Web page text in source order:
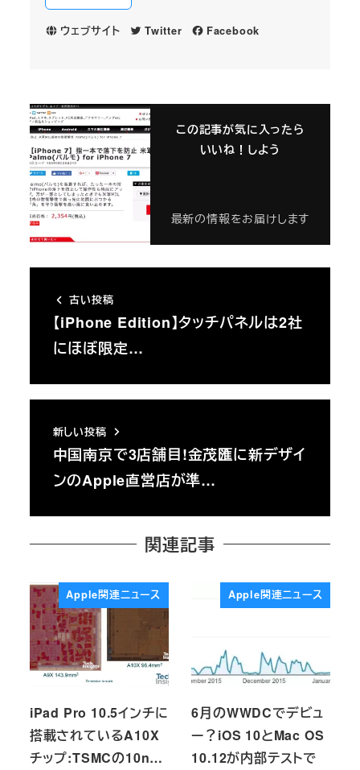
ウェブサイト Twitter Facebook
この記事が気に入ったら
いいね！しよう
最新の情報をお届けします
古い投稿
【iPhone Edition】タッチパネルは2社
にほぼ限定…
新しい投稿
中国南京で3店舗目!金茂匯に新デザイ
ンのApple直営店が準…
関連記事
Apple関連ニュース
iPad Pro 10.5インチに
搭載されているA10X
チップ:TSMCの10n…
Apple関連ニュース
6月のWWDCでデビュ
ー？iOS 10とMac OS
10.12が内部テストで